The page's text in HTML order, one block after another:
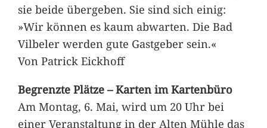
sie beide übergeben. Sie sind sich einig:
»Wir können es kaum abwarten. Die Bad
Vilbeler werden gute Gastgeber sein.«
Von Patrick Eickhoff
Begrenzte Plätze – Karten im Kartenbüro
Am Montag, 6. Mai, wird um 20 Uhr bei
einer Veranstaltung in der Alten Mühle das